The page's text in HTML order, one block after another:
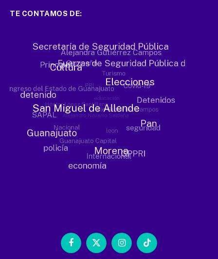
TE CONTAMOS DE:
Facebook
X
InstagramTikTok